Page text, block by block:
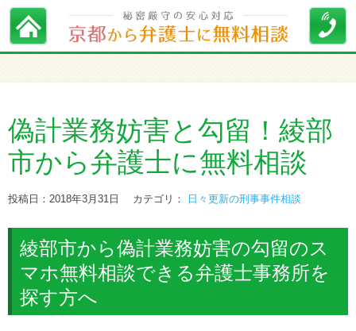
偽計業務妨害と勾留！綾部
市から弁護士に無料相談
投稿日：2018年3月31日 カテゴリ： 日々更新の刑事事件相談
綾部市から偽計業務妨害の勾留のス
マホ無料相談できる弁護士事務所を
探す方へ